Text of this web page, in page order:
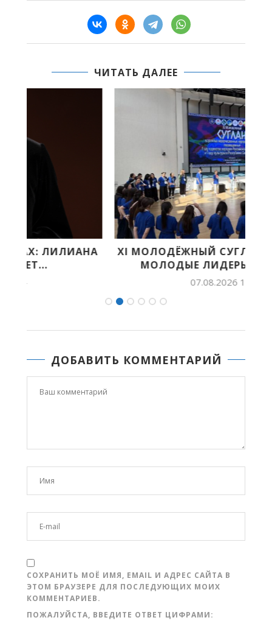
ЧИТАТЬ ДАЛЕЕ
XI МОЛОДЁЖНЫЙ СУГЛАН СТАРТОВАЛ:
МОЛОДЫЕ ЛИДЕРЫ АРКТИКИ...
ДОБАВИТЬ КОММЕНТАРИЙ
СОХРАНИТЬ МОЁ ИМЯ, EMAIL И АДРЕС САЙТА В
ЭТОМ БРАУЗЕРЕ ДЛЯ ПОСЛЕДУЮЩИХ МОИХ
КОММЕНТАРИЕВ.
ПОЖАЛУЙСТА, ВВЕДИТЕ ОТВЕТ ЦИФРАМИ: